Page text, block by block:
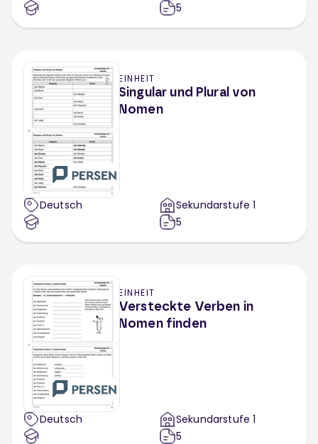
5
EINHEIT
Singular und Plural von
Nomen
Deutsch
Sekundarstufe 1
5
EINHEIT
Versteckte Verben in
Nomen finden
Deutsch
Sekundarstufe 1
5